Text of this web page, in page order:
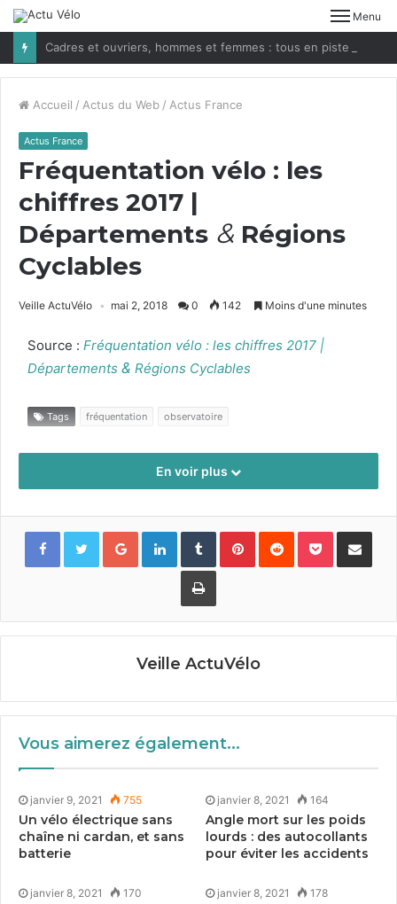
Menu
Cadres et ouvriers, hommes et femmes : tous en piste ?
Accueil / Actus du Web / Actus France
Actus France
Fréquentation vélo : les
chiffres 2017 |
Départements & Régions
Cyclables
Veille ActuVélo mai 2, 2018 0 142 Moins d'une minutes
Source : Fréquen­ta­tion vélo : les chiffres 2017 |
Départe­ments & Régions Cyclables
Tags fréquentation observatoire
En voir plus
Google+LinkedInTumblr PinterestReddit Pocket
Imprimer
Veille ActuVélo
Vous aimerez également...
janvier 9, 2021 755
Un vélo électrique sans
chaîne ni cardan, et sans
batterie
janvier 8, 2021 164
Angle mort sur les poids
lourds : des autocollants
pour éviter les accidents
janvier 8, 2021 170 janvier 8, 2021 178